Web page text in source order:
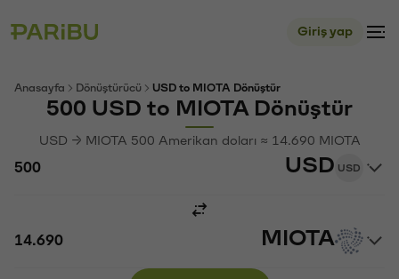
Giriş yap
Anasayfa Dönüştürücü USD to MIOTA Dönüştür
500 USD to MIOTA Dönüştür
USD → MIOTA 500 Amerikan doları ≈ 14.690 MIOTA
USD USD
MIOTA